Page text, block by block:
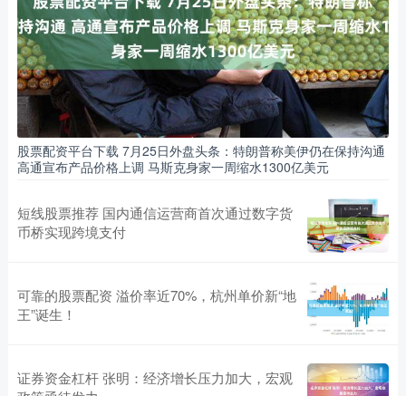
股票配资平台下载 7月25日外盘头条：特朗普称美伊仍在保持沟通
高通宣布产品价格上调 马斯克身家一周缩水1300亿美元
短线股票推荐 国内通信运营商首次通过数字货
币桥实现跨境支付
可靠的股票配资 溢价率近70%，杭州单价新“地
王”诞生！
证券资金杠杆 张明：经济增长压力加大，宏观